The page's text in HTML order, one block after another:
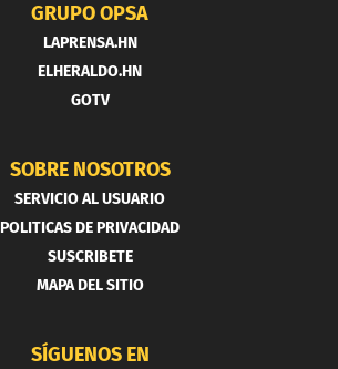
GRUPO OPSA
LAPRENSA.HN
ELHERALDO.HN
GOTV
SOBRE NOSOTROS
SERVICIO AL USUARIO
POLITICAS DE PRIVACIDAD
SUSCRIBETE
MAPA DEL SITIO
SÍGUENOS EN